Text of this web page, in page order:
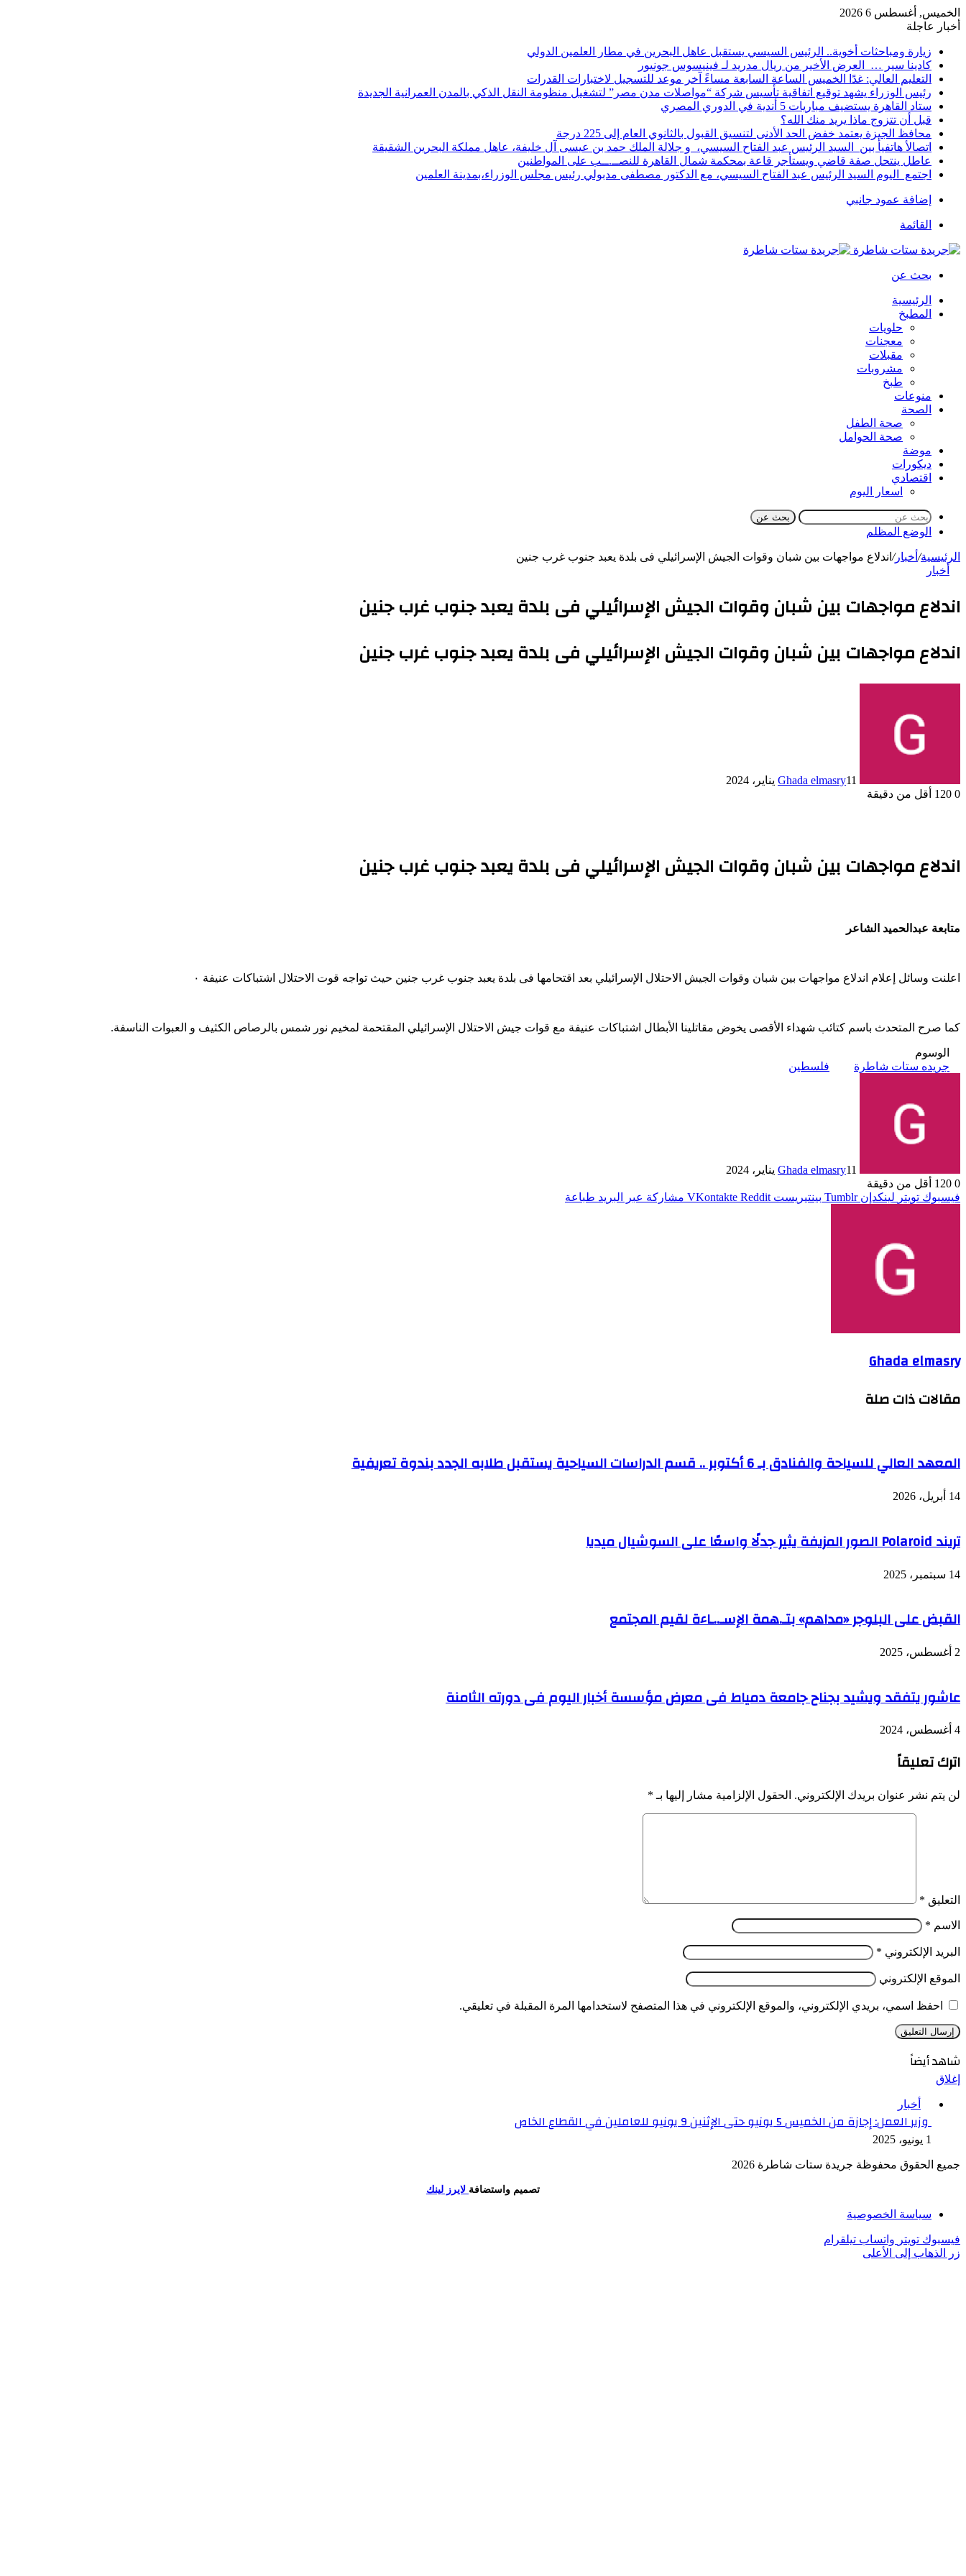
الخميس, أغسطس 6 2026
أخبار عاجلة
زيارة ومباحثات أخوية.. الرئيس السيسي يستقبل عاهل البحرين في مطار العلمين الدولي
كادينا سير … العرض الأخير من ريال مدريد لـ فينيسوس جونيور
التعليم العالي: غدًا الخميس الساعة السابعة مساءً آخر موعد للتسجيل لاختبارات القدرات
رئيس الوزراء يشهد توقيع اتفاقية تأسيس شركة “مواصلات مدن مصر” لتشغيل منظومة النقل الذكي بالمدن العمرانية الجديدة
ستاد القاهرة يستضيف مباريات 5 أندية في الدوري المصري
قبل أن تتزوج ماذا يريد منك الله؟
محافظ الجيزة يعتمد خفض الحد الأدنى لتنسيق القبول بالثانوي العام إلى 225 درجة
اتصالأ هاتفيأ بين السيد الرئيس عبد الفتاح السيسي، و جلالة الملك حمد بن عيسى آل خليفة، عاهل مملكة البحرين الشقيقة
عاطل ينتحل صفة قاضي ويستأجر قاعة بمحكمة شمال القاهرة للنصــ.ــب على المواطنين
اجتمع اليوم السيد الرئيس عبد الفتاح السيسي، مع الدكتور مصطفى مدبولي رئيس مجلس الوزراء،بمدينة العلمين
إضافة عمود جانبي
القائمة
بحث عن
الرئيسية
المطبخ
حلويات
معجنات
مقبلات
مشروبات
طبخ
منوعات
الصحة
صحة الطفل
صحة الحوامل
موضة
ديكورات
اقتصادي
اسعار اليوم
بحث عن
الوضع المظلم
الرئيسية/ أخبار/ اندلاع مواجهات بين شبان وقوات الجيش الإسرائيلي فى بلدة يعبد جنوب غرب جنين
أخبار
اندلاع مواجهات بين شبان وقوات الجيش الإسرائيلي فى بلدة يعبد جنوب غرب جنين
اندلاع مواجهات بين شبان وقوات الجيش الإسرائيلي فى بلدة يعبد جنوب غرب جنين
Ghada elmasry11 يناير، 2024
0
أقل من دقيقة
اندلاع مواجهات بين شبان وقوات الجيش الإسرائيلي فى بلدة يعبد جنوب غرب جنين
متابعة عبدالحميد الشاعر
اعلنت وسائل إعلام اندلاع مواجهات بين شبان وقوات الجيش الاحتلال الإسرائيلي بعد اقتحامها فى بلدة يعبد جنوب غرب جنين حيث تواجه قوت الاحتلال اشتباكات عنيفة ٠
كما صرح المتحدث باسم كتائب شهداء الأقصى يخوض مقاتلينا الأبطال اشتباكات عنيفة مع قوات جيش الاحتلال الإسرائيلي المقتحمة لمخيم نور شمس بالرصاص الكثيف و العبوات الناسفة.
الوسوم
جريده ستات شاطرة
فلسطين
Ghada elmasry11 يناير، 2024
0
أقل من دقيقة
فيسبوك تويتر لينكدإن بينتيريست مشاركة عبر البريد طباعة
Ghada elmasry
مقالات ذات صلة
المعهد العالي للسياحة والفنادق بـ 6 أكتوبر .. قسم الدراسات السياحية يستقبل طلابه الجدد بندوة تعريفية
14 أبريل، 2026
تريند Polaroid الصور المزيفة يثير جدلًا واسعًا على السوشيال ميديا
14 سبتمبر، 2025
القبض على البلوجر «مداهم» بتـ.همة الإسـ..ـاءة لقيم المجتمع
2 أغسطس، 2025
عاشور يتفقد ويشيد بجناح جامعة دمياط فى معرض مؤسسة أخبار اليوم فى دورته الثامنة
4 أغسطس، 2024
اترك تعليقاً
لن يتم نشر عنوان بريدك الإلكتروني. الحقول الإلزامية مشار إليها بـ *
التعليق *
الاسم *
البريد الإلكتروني *
الموقع الإلكتروني
احفظ اسمي، بريدي الإلكتروني، والموقع الإلكتروني في هذا المتصفح لاستخدامها المرة المقبلة في تعليقي.
شاهد أيضاً
إغلاق
أخبار
وزير العمل: إجازة من الخميس 5 يونيو حتى الإثنين 9 يونيو للعاملين في القطاع الخاص
1 يونيو، 2025
جميع الحقوق محفوظة جريدة ستات شاطرة 2026
تصميم واستضافة لايرز لينك
سياسة الخصوصية
فيسبوك تويتر واتساب تيلقرام
زر الذهاب إلى الأعلى